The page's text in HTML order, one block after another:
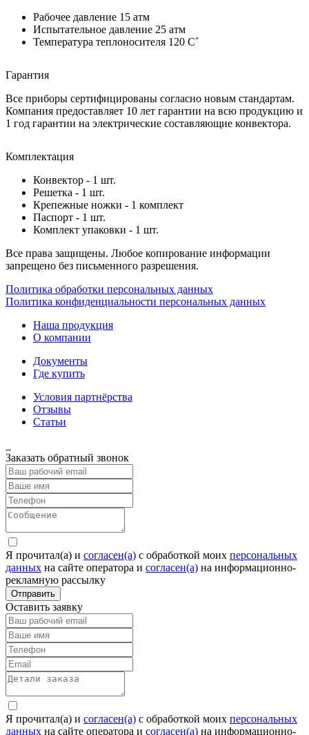
Рабочее давление 15 атм
Испытательное давление 25 атм
Температура теплоносителя 120 C˚
Гарантия
Все приборы сертифицированы согласно новым стандартам.
Компания предоставляет 10 лет гарантии на всю продукцию и
1 год гарантии на электрические составляющие конвектора.
Комплектация
Конвектор - 1 шт.
Решетка - 1 шт.
Крепежные ножки - 1 комплект
Паспорт - 1 шт.
Комплект упаковки - 1 шт.
Все права защищены. Любое копирование информации
запрещено без письменного разрешения.
Политика обработки персональных данных
Политика конфиденциальности персональных данных
Наша продукция
О компании
Документы
Где купить
Условия партнёрства
Отзывы
Статьи
Заказать обратный звонок
Я прочитал(а) и согласен(а) c обработкой моих персональных
данных на сайте оператора и согласен(а) на информационно-
рекламную рассылку
Отправить
Оставить заявку
Я прочитал(а) и согласен(а) c обработкой моих персональных
данных на сайте оператора и согласен(а) на информационно-